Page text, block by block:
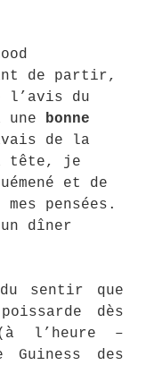
de partir,
l’avis du
bonne
de la
tête, je
et de
pensées.
dîner
sentir que
dès
l’heure –
Guiness des